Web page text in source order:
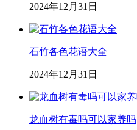
2024年12月31日
石竹各色花语大全
2024年12月31日
龙血树有毒吗可以家养吗